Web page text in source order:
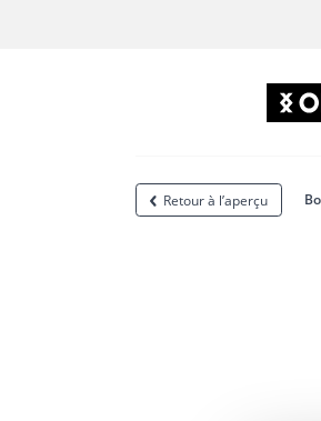
Retour à l’aperçu